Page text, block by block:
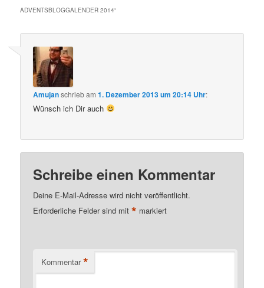
ADVENTSBLOGGALENDER 2014“
Amujanschriebam1. Dezember 2013 um 20:14 Uhr:
Wünsch ich Dir auch
Schreibe einen Kommentar
Deine E-Mail-Adresse wird nicht veröffentlicht.
Erforderliche Felder sind mit* markiert
Kommentar *